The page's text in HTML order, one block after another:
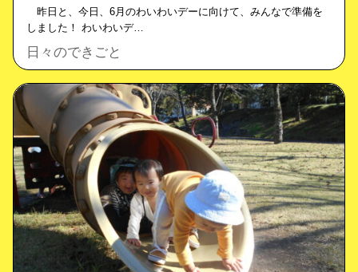
昨日と、今日、6月のわいわいデーに向けて、みんなで準備を
しました！ わいわいデ…
日々のできごと